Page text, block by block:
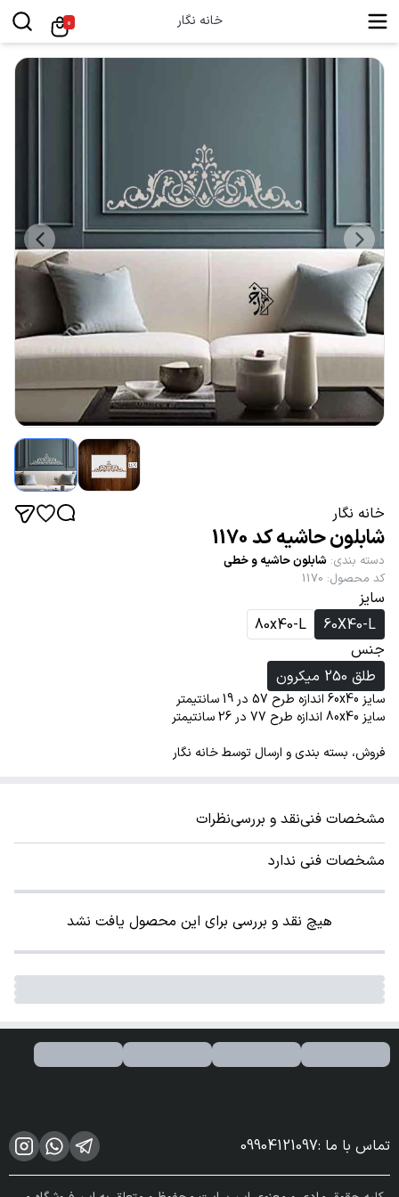
خانه نگار 0
خانه نگار
شابلون حاشیه کد 1170
دسته بندی: شابلون حاشیه و خطی
کد محصول:
1170
سایز
60X40-L
80x40-L
جنس
طلق 250 میکرون
سایز 60x40 اندازه طرح 57 در 19 سانتیمتر
سایز 80x40 اندازه طرح 77 در 26 سانتیمتر
فروش، بسته بندی و ارسال توسط خانه نگار
مشخصات فنینقد و بررسینظرات
مشخصات فنی ندارد
هیچ نقد و بررسی برای این محصول یافت نشد
تماس با ما :
09904121097